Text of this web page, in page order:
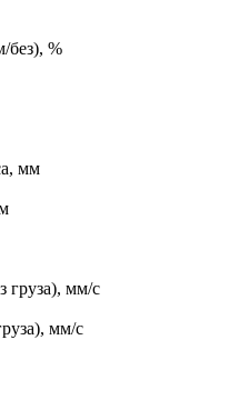
без), %
мм
груза), мм/с
мм/с